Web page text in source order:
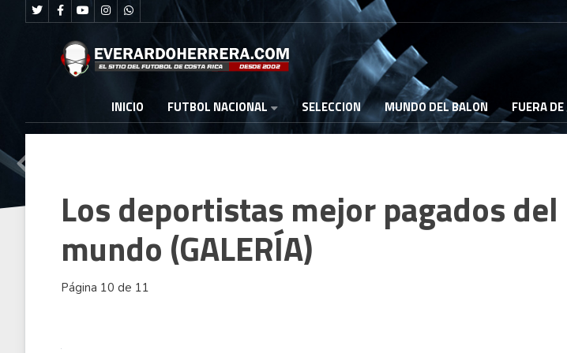
INICIO FUTBOL NACIONAL SELECCION MUNDO DEL BALON FUERA DE
Los deportistas mejor pagados del
mundo (GALERÍA)
Página 10 de 11